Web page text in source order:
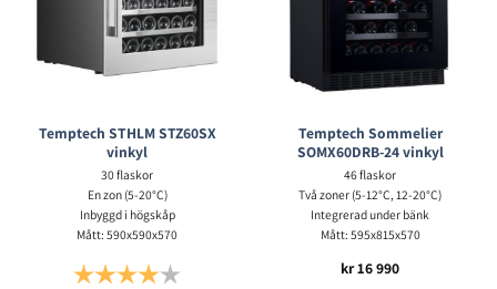
Temptech STHLM STZ60SX
vinkyl
30 flaskor
En zon (5-20°C)
Inbyggd i högskåp
Mått: 590x590x570
Betyg:
Temptech Sommelier
SOMX60DRB-24 vinkyl
46 flaskor
Två zoner (5-12°C, 12-20°C)
Integrerad under bänk
Mått: 595x815x570
kr16 990